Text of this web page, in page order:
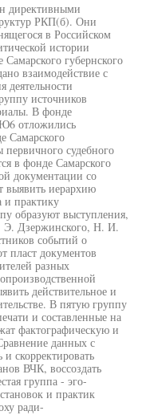
директивными
РКП(б). Они
в Российском
истории
губернского
взаимодействие с
деятельности
источников
В фонде
отложились
Самарского
первичного судебного
в фонде Самарского
документации со
выявить иерархию
и практику
образуют выступления,
Дзержинского, Н. И.
событий о
пласт документов
разных
действительное и
В пятую группу
и составленные на
фактографическую и
данных с
скорректировать
ВЧК, воссоздать
группа - эго-
и практик
ради-